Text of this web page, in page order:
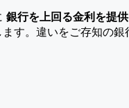
銀行を上回る金利を提
す。違いをご存知の